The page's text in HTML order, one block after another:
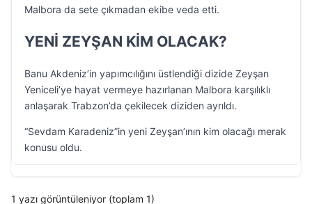
Malbora da sete çıkmadan ekibe veda etti.
YENİ ZEYŞAN KİM OLACAK?
Banu Akdeniz’in yapımcılığını üstlendiği dizide Zeyşan
Yeniceli’ye hayat vermeye hazırlanan Malbora karşılıklı
anlaşarak Trabzon’da çekilecek diziden ayrıldı.
“Sevdam Karadeniz”in yeni Zeyşan’ının kim olacağı merak
konusu oldu.
1 yazı görüntüleniyor (toplam 1)